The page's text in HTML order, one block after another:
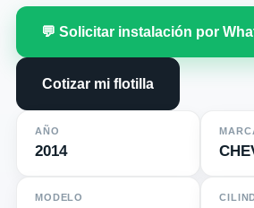
💬 Solicitar instalación por
Cotizar mi flotilla
AÑO
2014
MODELO